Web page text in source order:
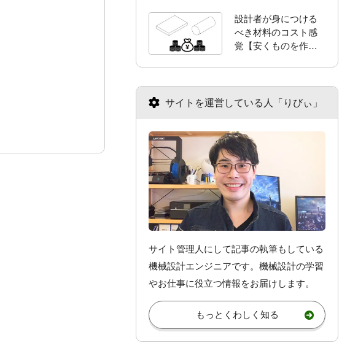
設計者が身につける
べき材料のコスト感
覚【安くものを作ろ
サイトを運営している人「りびぃ」
サイト管理人にして記事の執筆もしている
機械設計エンジニアです。機械設計の学習
やお仕事に役立つ情報をお届けします。
もっとくわしく知る